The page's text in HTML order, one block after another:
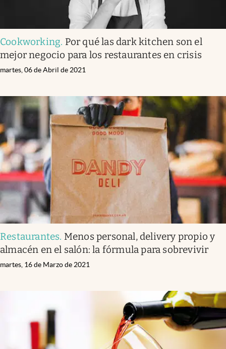
Cookworking. Por qué las dark kitchen son el
mejor negocio para los restaurantes en crisis
martes, 06 de Abril de 2021
Restaurantes. Menos personal, delivery propio y
almacén en el salón: la fórmula para sobrevivir
martes, 16 de Marzo de 2021